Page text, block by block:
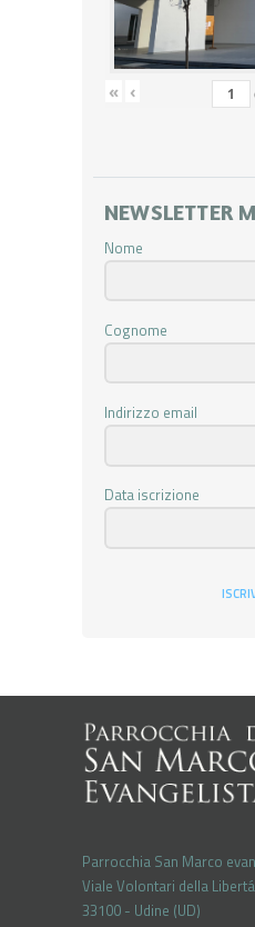
« ‹
NEWSLETTER
Nome
Cognome
Indirizzo email
Data iscrizione
Parrocchia San Marco
Viale Volontari della
33100 - Udine (UD)